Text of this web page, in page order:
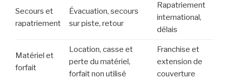
Secours et
rapatriement
Évacuation, secours
sur piste, retour
Rapatriement
international,
délais
Matériel et
forfait
Location, casse et
perte du matériel,
forfait non utilisé
Franchise et
extension de
couverture